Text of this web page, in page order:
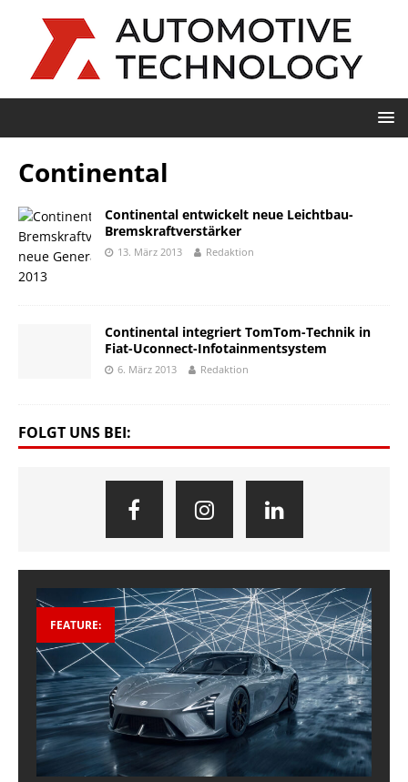
Continental
Continental entwickelt neue Leichtbau-
Bremskraftverstärker
13. März 2013 Redaktion
Continental integriert TomTom-Technik in
Fiat-Uconnect-Infotainmentsystem
6. März 2013 Redaktion
FOLGT UNS BEI:
FEATURE: